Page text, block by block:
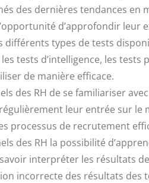
des dernières tendances en
d’approfondir leur
types de tests
tests d’intelligence, les
de manière efficace.
des RH de se familiariser
leur entrée sur
processus de recrutement
des RH la possibilité
interpréter les résultats
incorrecte des résultats